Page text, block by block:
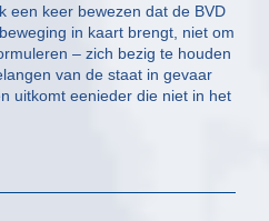
een keer bewezen dat de BVD
in kaart brengt, niet om
– zich bezig te houden
van de staat in gevaar
uitkomt eenieder die niet in het